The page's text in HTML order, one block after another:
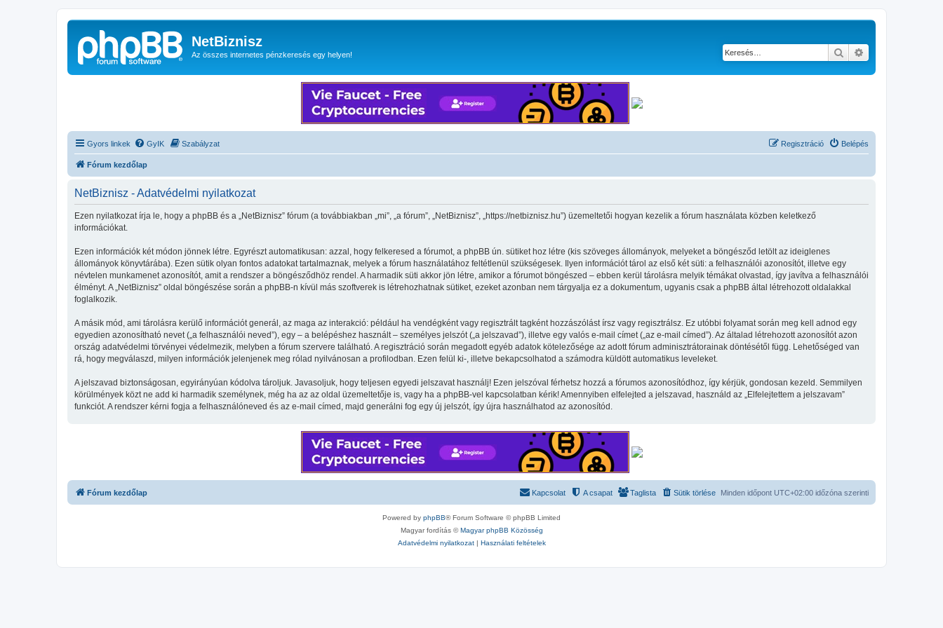
NetBiznisz
Az összes internetes pénzkeresés egy helyen! Keresés
Gyors linkek GyIK Szabályzat Belépés
Regisztráció
Fórum kezdőlap
NetBiznisz - Adatvédelmi nyilatkozat
Ezen nyilatkozat írja le, hogy a phpBB és a „NetBiznisz” fórum (a továbbiakban „mi”, „a fórum”, „NetBiznisz”, „https://netbiznisz.hu”) üzemeltetői hogyan kezelik a fórum használata közben keletkező
információkat.
Ezen információk két módon jönnek létre. Egyrészt automatikusan: azzal, hogy felkeresed a fórumot, a phpBB ún. sütiket hoz létre (kis szöveges állományok, melyeket a böngésződ letölt az ideiglenes
állományok könyvtárába). Ezen sütik olyan fontos adatokat tartalmaznak, melyek a fórum használatához feltétlenül szükségesek. Ilyen információt tárol az első két süti: a felhasználói azonosítót, illetve egy
névtelen munkamenet azonosítót, amit a rendszer a böngésződhöz rendel. A harmadik süti akkor jön létre, amikor a fórumot böngészed – ebben kerül tárolásra melyik témákat olvastad, így javítva a felhasználói
élményt. A „NetBiznisz” oldal böngészése során a phpBB-n kívül más szoftverek is létrehozhatnak sütiket, ezeket azonban nem tárgyalja ez a dokumentum, ugyanis csak a phpBB által létrehozott oldalakkal
foglalkozik.
A másik mód, ami tárolásra kerülő információt generál, az maga az interakció: például ha vendégként vagy regisztrált tagként hozzászólást írsz vagy regisztrálsz. Ez utóbbi folyamat során meg kell adnod egy
egyedien azonosítható nevet („a felhasználói neved”), egy – a belépéshez használt – személyes jelszót („a jelszavad”), illetve egy valós e-mail címet („az e-mail címed”). Az általad létrehozott azonosítót azon
ország adatvédelmi törvényei védelmezik, melyben a fórum szervere található. A regisztráció során megadott egyéb adatok kötelezősége az adott fórum adminisztrátorainak döntésétől függ. Lehetőséged van
rá, hogy megválaszd, milyen információk jelenjenek meg rólad nyilvánosan a profilodban. Ezen felül ki-, illetve bekapcsolhatod a számodra küldött automatikus leveleket.
A jelszavad biztonságosan, egyirányúan kódolva tároljuk. Javasoljuk, hogy teljesen egyedi jelszavat használj! Ezen jelszóval férhetsz hozzá a fórumos azonosítódhoz, így kérjük, gondosan kezeld. Semmilyen
körülmények közt ne add ki harmadik személynek, még ha az az oldal üzemeltetője is, vagy ha a phpBB-vel kapcsolatban kérik! Amennyiben elfelejted a jelszavad, használd az „Elfelejtettem a jelszavam”
funkciót. A rendszer kérni fogja a felhasználóneved és az e-mail címed, majd generálni fog egy új jelszót, így újra használhatod az azonosítód.
Fórum kezdőlap Minden időpont UTC+02:00 időzóna szerinti
Sütik törlése
Taglista
A csapat
Kapcsolat
Powered by phpBB® Forum Software © phpBB Limited
Magyar fordítás ©Magyar phpBB Közösség
Adatvédelmi nyilatkozat| Használati feltételek